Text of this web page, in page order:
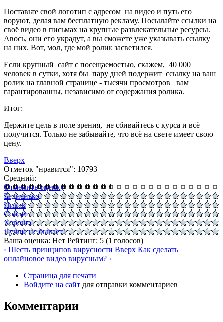
Поставьте свой логотип с адресом на видео и путь его
воруют, делая вам бесплатную рекламу. Посылайте ссылки на
своё видео в письмах на крупные развлекательные ресурсы.
Авось, они его украдут, а вы сможете уже указывать ссылку
на них. Вот, мол, где мой ролик засветился.
Если крупный сайт с посещаемостью, скажем, 40 000
человек в сутки, хотя бы пару дней подержит ссылку на ваш
ролик на главной странице - тысячи просмотров вам
гарантированны, независимо от содержания ролика.
Итог:
Держите цель в поле зрения, не сбивайтесь с курса и всё
получится. Только не забывайте, что всё на свете имеет свою
цену.
Вверх
Отметок "нравится": 10793
Средний:
Отменить оценку
Бедненько
Никак
Сойдёт
Хорошо
Лучше не бывает!
Ваша оценка: Нет Рейтинг: 5 (1 голосов)
‹ Шесть принципов вирусности Вверх Как сделать
онлайновое видео вирусным? ›
Страница для печати
Войдите на сайт для отправки комментариев
Комментарии